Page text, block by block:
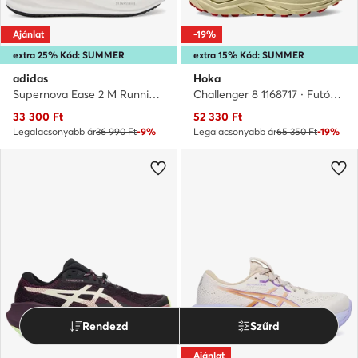
extra 25% Kód: SUMMER
Ajánlat
adidas
Supernova Ease 2 M Running Shoes JQ4253 · Futócipő
Aktuális ár
33 300 Ft
Legalacsonyabb ár36 990 Ft-9%
extra 15% Kód: SUMMER
-19%
Hoka
Challenger 8 1168717 · Futócipő
Aktuális ár
52 330 Ft
Legalacsonyabb ár65 350 Ft-19%
Ajánlat
Rendezd Szűrd